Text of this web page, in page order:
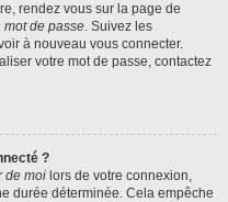
rendez vous sur la page de
mot de passe. Suivez les
à nouveau vous connecter.
votre mot de passe, contactez
?
de moi lors de votre connexion,
durée déterminée. Cela empêche